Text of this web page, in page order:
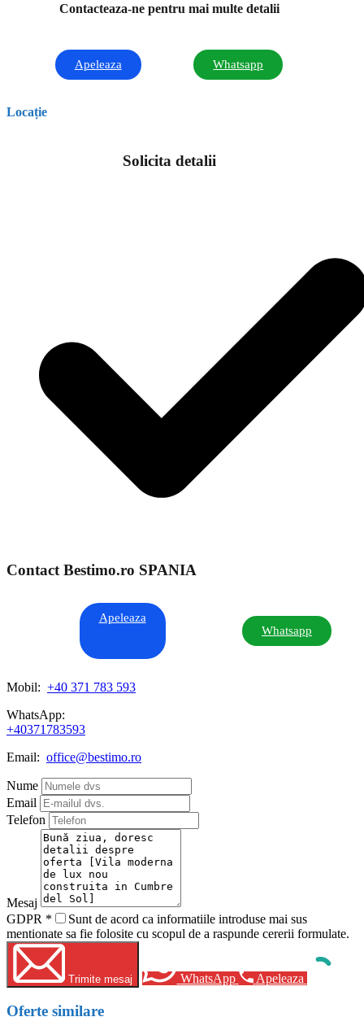
Contacteaza-ne pentru mai multe detalii
Apeleaza Whatsapp
Locație
Solicita detalii
Contact Bestimo.ro SPANIA
Apeleaza
Whatsapp
Mobil: +40 371 783 593
WhatsApp:
+40371783593
Email: office@bestimo.ro
Nume
Email
Telefon
Mesaj
GDPR *
Sunt de acord ca informatiile introduse mai sus
mentionate sa fie folosite cu scopul de a raspunde cererii formulate.
Trimite mesaj WhatsApp Apeleaza
Oferte similare